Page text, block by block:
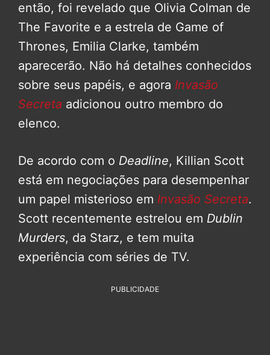
então, foi revelado que Olivia Colman de
The Favorite e a estrela de Game of
Thrones, Emilia Clarke, também
aparecerão. Não há detalhes conhecidos
sobre seus papéis, e agora Invasão
Secreta adicionou outro membro do
elenco.
De acordo com o Deadline, Killian Scott
está em negociações para desempenhar
um papel misterioso em Invasão Secreta.
Scott recentemente estrelou em Dublin
Murders, da Starz, e tem muita
experiência com séries de TV.
PUBLICIDADE